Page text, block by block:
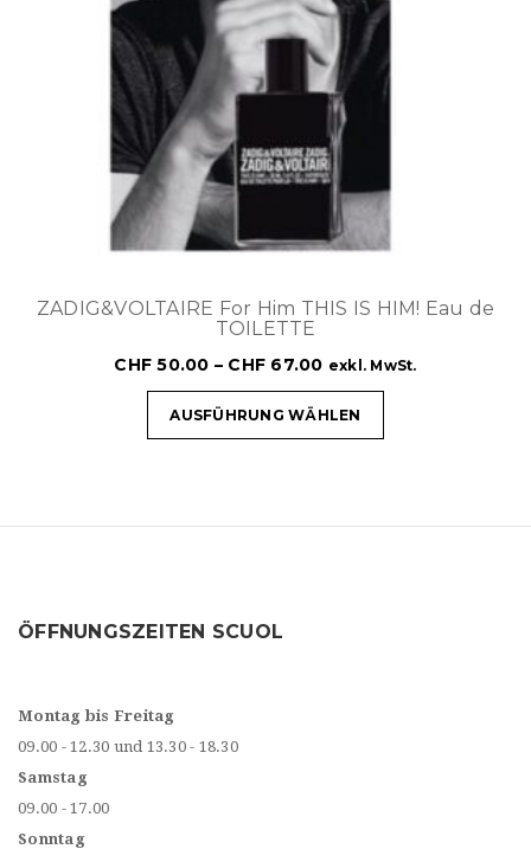
ZADIG&VOLTAIRE For Him THIS IS HIM! Eau de
TOILETTE
CHF 50.00 – CHF 67.00 exkl. MwSt.
AUSFÜHRUNG WÄHLEN
ÖFFNUNGSZEITEN SCUOL
Montag bis Freitag
09.00 - 12.30 und 13.30 - 18.30
Samstag
09.00 - 17.00
Sonntag